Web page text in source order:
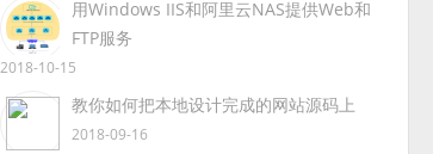
用Windows IIS和阿里云NAS提供Web和
FTP服务
2018-10-15
教你如何把本地设计完成的网站源码上
2018-09-16